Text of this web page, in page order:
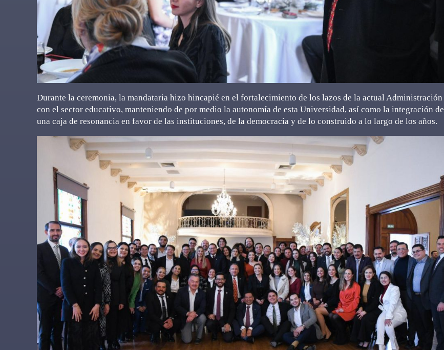
Durante la ceremonia, la mandataria hizo hincapié en el fortalecimiento de los lazos de la actual Administración
con el sector educativo, manteniendo de por medio la autonomía de esta Universidad, así como la integración de
una caja de resonancia en favor de las instituciones, de la democracia y de lo construido a lo largo de los años.